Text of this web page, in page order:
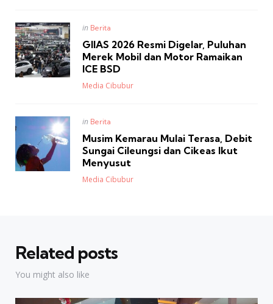
Posted
in Berita
GIIAS 2026 Resmi Digelar, Puluhan
Merek Mobil dan Motor Ramaikan
ICE BSD
Posted
Media Cibubur
Posted
in Berita
Musim Kemarau Mulai Terasa, Debit
Sungai Cileungsi dan Cikeas Ikut
Menyusut
Posted
Media Cibubur
Related posts
You might also like